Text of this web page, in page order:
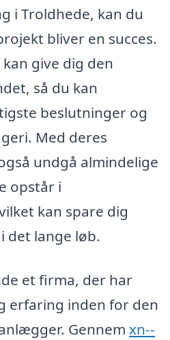
i Troldhede, kan du
bliver en succes.
give dig den
så du kan
beslutninger og
Med deres
undgå almindelige
opstår i
kan spare dig
det lange løb.
et firma, der har
erfaring inden for den
Gennem xn--